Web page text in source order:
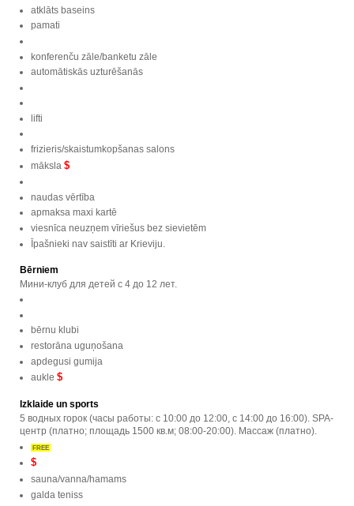
atklāts baseins
pamati
konferenču zāle/banketu zāle
automātiskās uzturēšanās
lifti
frizieris/skaistumkopšanas salons
māksla $
naudas vērtība
apmaksa maxi kartē
viesnīca neuzņem vīriešus bez sievietēm
Īpašnieki nav saistīti ar Krieviju.
Bērniem
Мини-клуб для детей с 4 до 12 лет.
bērnu klubi
restorāna uguņošana
apdegusi gumija
aukle $
Izklaide un sports
5 водных горок (часы работы: с 10:00 до 12:00, с 14:00 до 16:00). SPA-
центр (платно; площадь 1500 кв.м; 08:00-20:00). Массаж (платно).
FREE
$
sauna/vanna/hamams
galda teniss